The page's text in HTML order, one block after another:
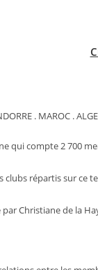
. MAROC .
qui compte 2 700
clubs répartis sur
Christiane de la